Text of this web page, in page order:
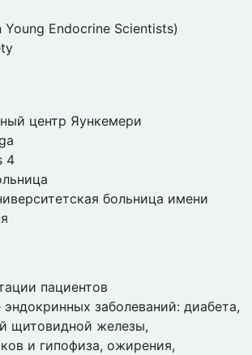
Young Endocrine Scientists)
центр Яункемери
4
больница имени
пациентов
эндокринных заболеваний: диабета,
щитовидной железы,
и гипофиза, ожирения,